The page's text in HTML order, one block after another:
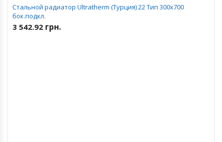
Стальной радиатор Ultratherm (Турция) 22 Тип 300х700
бок.подкл.
3 542.92 грн.